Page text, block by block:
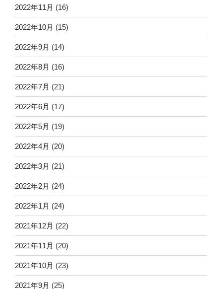
2022年11月 (16)
2022年10月 (15)
2022年9月 (14)
2022年8月 (16)
2022年7月 (21)
2022年6月 (17)
2022年5月 (19)
2022年4月 (20)
2022年3月 (21)
2022年2月 (24)
2022年1月 (24)
2021年12月 (22)
2021年11月 (20)
2021年10月 (23)
2021年9月 (25)